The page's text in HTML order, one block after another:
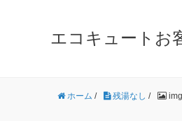
エコキュートお
ホーム / 残湯なし /